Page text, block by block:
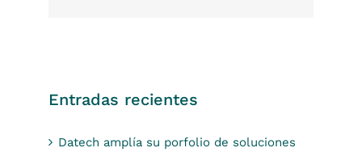
Entradas recientes
Datech amplía su porfolio de soluciones